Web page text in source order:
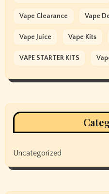
Vape Clearance Vape
Vape Juice Vape Kits
VAPE STARTER KITS
Uncategorized